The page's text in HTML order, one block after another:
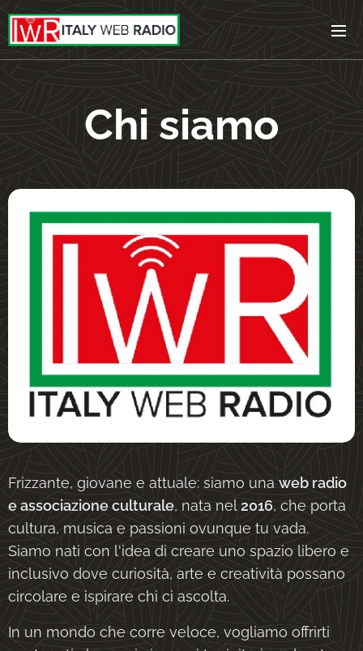
Chi siamo
Frizzante, giovane e attuale: siamo unaweb radio
e associazione culturale, nata nel 2016, che porta
cultura, musica e passioni ovunque tu vada.
Siamo nati con l'idea di creare uno spazio libero e
inclusivo dove curiosità, arte e creatività possano
circolare e ispirare chi ci ascolta.
In un mondo che corre veloce, vogliamo offrirti